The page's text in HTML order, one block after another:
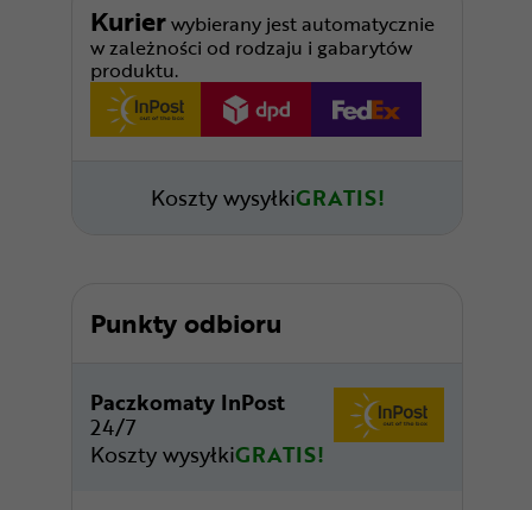
Kurierwybierany jest automatycznie
w zależności od rodzaju i gabarytów
produktu.
Koszty wysyłkiGRATIS!
Punkty odbioru
Paczkomaty InPost
24/7
Koszty wysyłkiGRATIS!